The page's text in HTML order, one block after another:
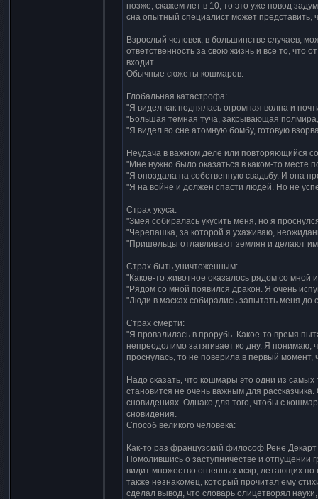
позже, скажем лет в 10, то это уже повод
сна опытный специалист может представить,
Взрослый человек, в большинстве случаев,
ответственность за свою жизнь и все то, что
входит.
Обычные сюжеты кошмаров:
Глобальная катастрофа:
"Я видел как поднялась огромная волна и
"Большая темная туча, закрывающая полмира,
"Я видел во сне атомную бомбу, готовую
Неудача в важном деле или повторяющийся
"Мне нужно было оказаться в каком-то месте
"Я опоздала на собственную свадьбу. И она
"Я на войне и должен спасти людей. Но не
Страх укуса:
"Змея собиралась укусить меня, но я
"Черепашка, за которой я ухаживаю,
"Пришельцы отлавливают землян и делают
Страх быть уничтоженным:
"Какое-то животное оказалось рядом со мной
"Рядом со мной появился дракон. Я очень
"Люди в масках собирались запытать меня до
Страх смерти:
"Я провалилась в прорубь. Какое-то время
непреодолимо затягивает ко дну. Я понимаю,
проснулась, то не поверила в первый момент,
Надо сказать, что кошмары это одни из
становится не очень важным для
сновидениях. Однако для того, чтобы с
сновидения.
Способ великого человека:
Как-то раз французский философ Рене Декарт
Помолившись о заступничестве и отпущении
видит множество огненных искр, летающих по
также незнакомец, который прочитал ему
сделал вывод, что словарь олицетворял